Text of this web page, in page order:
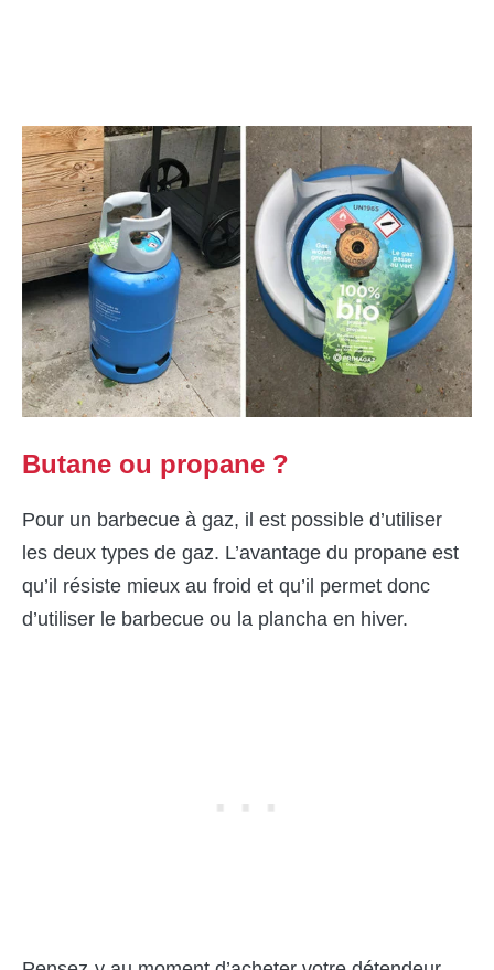
Butane ou propane ?
Pour un barbecue à gaz, il est possible d’utiliser
les deux types de gaz. L’avantage du propane est
qu’il résiste mieux au froid et qu’il permet donc
d’utiliser le barbecue ou la plancha en hiver.